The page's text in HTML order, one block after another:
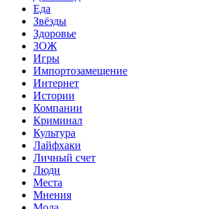
Еда
Звёзды
Здоровье
ЗОЖ
Игры
Импортозамещение
Интернет
Истории
Компании
Криминал
Культура
Лайфхаки
Личный счет
Люди
Места
Мнения